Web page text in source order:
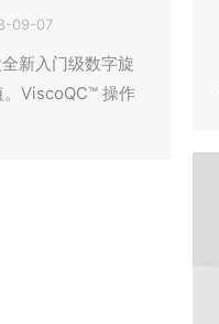
09-07
新入门级数字旋
ViscoQC™ 操作